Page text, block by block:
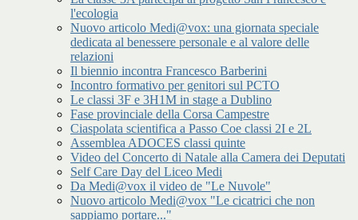
l'ecologia
Nuovo articolo Medi@vox: una giornata speciale
dedicata al benessere personale e al valore delle
relazioni
Il biennio incontra Francesco Barberini
Incontro formativo per genitori sul PCTO
Le classi 3F e 3H1M in stage a Dublino
Fase provinciale della Corsa Campestre
Ciaspolata scientifica a Passo Coe classi 2I e 2L
Assemblea ADOCES classi quinte
Video del Concerto di Natale alla Camera dei Deputati
Self Care Day del Liceo Medi
Da Medi@vox il video de "Le Nuvole"
Nuovo articolo Medi@vox "Le cicatrici che non
sappiamo portare..."